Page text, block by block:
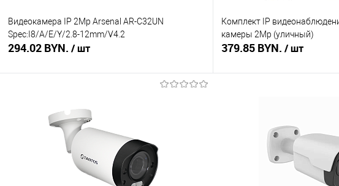
Видеокамера IP 2Mp Arsenal AR-C32UN
Spec:I8/A/E/Y/2.8-12mm/V4.2
294.02 BYN. / шт
Купить в 1 клик
В наличии
Комплект IP
камеры 2Mp (уличный)
379.85 BYN. / шт
Купить в 1 клик